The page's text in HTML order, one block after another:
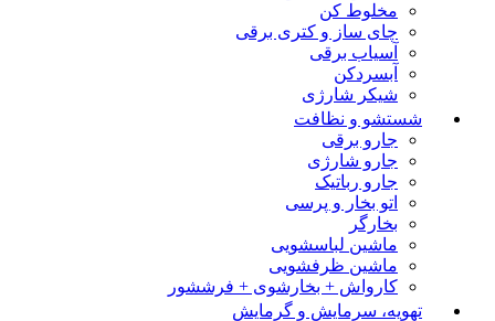
مخلوط کن
چای ساز و کتری برقی
آسیاب برقی
آبسردکن
شیکر شارژی
شستشو و نظافت
جارو برقی
جارو شارژی
جارو رباتیک
اتو بخار و پرسی
بخارگر
ماشین لباسشویی
ماشین ظرفشویی
کارواش + بخارشوی + فرششور
تهویه، سرمایش و گرمایش